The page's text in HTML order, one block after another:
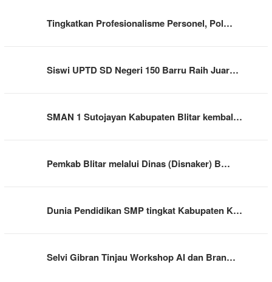
Tingkatkan Profesionalisme Personel, Pol…
Siswi UPTD SD Negeri 150 Barru Raih Juar…
SMAN 1 Sutojayan Kabupaten Blitar kembal…
Pemkab Blitar melalui Dinas (Disnaker) B…
Dunia Pendidikan SMP tingkat Kabupaten K…
Selvi Gibran Tinjau Workshop AI dan Bran…